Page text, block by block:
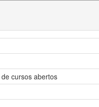
cursos abertos